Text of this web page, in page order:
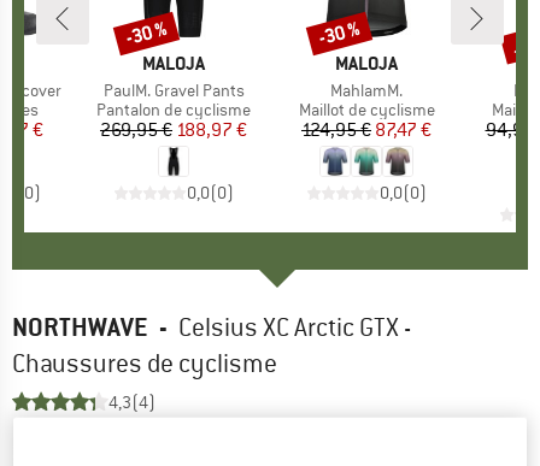
réduit
€
0)
MARQUE
MALOJA
Article
PaulM. Gravel Pants
Product group
Pantalon de cyclisme
Prix
269,95 € Prix réduit
188,97 €
0,0(0)
Remise
-30 %
MARQUE
MALOJA
Article
MahlamM.
Product group
Maillot de cyclisme
Prix
124,95 €Prix réduit
87,47 €
0,0(0)
Remise
-30 %
94,95
NORTHWAVE - Celsius XC Arctic GTX -
Chaussures de cyclisme
4,3(4)